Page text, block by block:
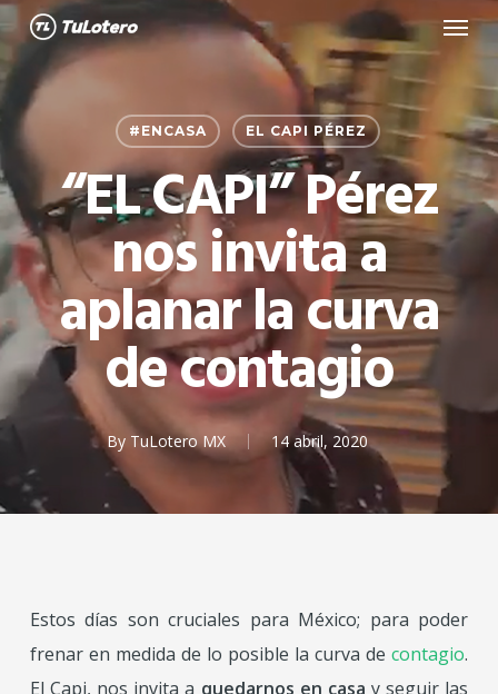
Skip
main
content
Menu
#ENCASA EL CAPI PÉREZ
“EL CAPI” Pérez
nos invita a
aplanar la curva
de contagio
By TuLotero MX 14 abril, 2020
Estos días son cruciales para México; para poder
frenar en medida de lo posible la curva decontagio.
El Capi, nos invita a quedarnos en casa y seguir las